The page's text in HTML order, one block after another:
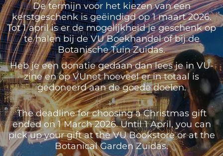
De termijn voor het kiezen van een
kerstgeschenk is geëindigd op 1 maart 2026.
Tot 1 april is er de mogelijkheid je geschenk op
te halen bij de VU Boekhandel of bij de
Botanische Tuin Zuidas.
Heb je een donatie gedaan dan lees je in VU-
zine en op VUnet hoeveel er in totaal is
gedoneerd aan de goede doelen.
The deadline for choosing a Christmas gift
ended on 1 March 2026. Until 1 April, you can
pick up your gift at the VU Bookstore or at the
Botanical Garden Zuidas.